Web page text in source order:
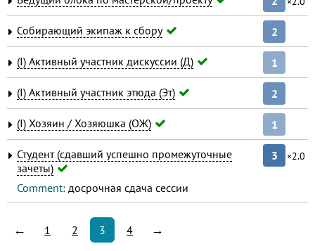
Собирающий экипаж к сбору 2
(I) Активный участник дискуссии (Д) 1
(I) Активный участник этюда (Эт) 2
(I) Хозяин / Хозяюшка (ОЖ) 1
Студент (сдавший успешно промежуточные
зачеты)
Comment: досрочная сдача сессии
3 ×2.0
← 1 2 3 4 →